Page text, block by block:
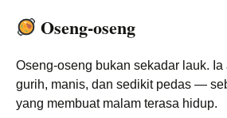
Oseng-oseng
Oseng-oseng bukan sekadar lauk.
gurih, manis, dan sedikit pedas —
yang membuat malam terasa hidup.